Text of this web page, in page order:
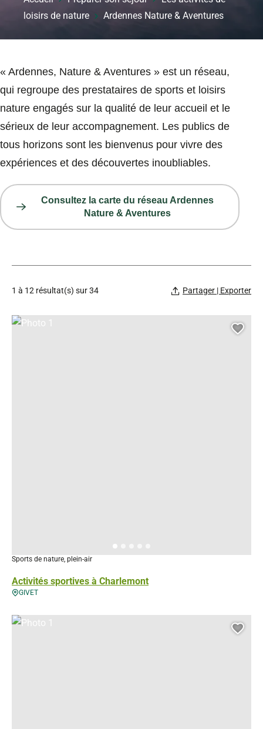
loisirs de nature
Ardennes Nature & Aventures
« Ardennes, Nature & Aventures » est un réseau,
qui regroupe des prestataires de sports et loisirs
nature engagés sur la qualité de leur accueil et le
sérieux de leur accompagnement. Les publics de
tous horizons sont les bienvenus pour vivre des
expériences et des découvertes inoubliables.
Consultez la carte du réseau Ardennes
Nature & Aventures
1 à 12 résultat(s) sur 34 Partager | Exporter
Activités sportives à Charlemont
Sports de nature, plein-air
GIVET
Photo 1, © Droits libres
Photo 1, © Droits gérés